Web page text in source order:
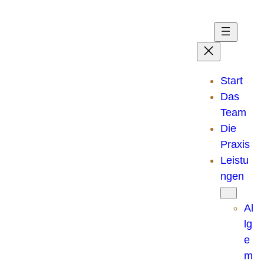
Start
Das
Team
Die
Praxis
Leistu
ngen
Al
lg
e
m